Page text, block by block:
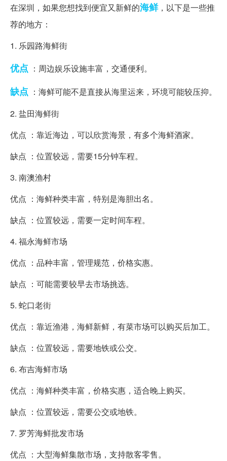
在深圳，如果您想找到便宜又新鲜的海鲜，以下是一些推
荐的地方：
1. 乐园路海鲜街
优点 ：周边娱乐设施丰富，交通便利。
缺点 ：海鲜可能不是直接从海里运来，环境可能较压抑。
2. 盐田海鲜街
优点 ：靠近海边，可以欣赏海景，有多个海鲜酒家。
缺点 ：位置较远，需要15分钟车程。
3. 南澳渔村
优点 ：海鲜种类丰富，特别是海胆出名。
缺点 ：位置较远，需要一定时间车程。
4. 福永海鲜市场
优点 ：品种丰富，管理规范，价格实惠。
缺点 ：可能需要较早去市场挑选。
5. 蛇口老街
优点 ：靠近渔港，海鲜新鲜，有菜市场可以购买后加工。
缺点 ：位置较远，需要地铁或公交。
6. 布吉海鲜市场
优点 ：海鲜种类丰富，价格实惠，适合晚上购买。
缺点 ：位置较远，需要公交或地铁。
7. 罗芳海鲜批发市场
优点 ：大型海鲜集散市场，支持散客零售。